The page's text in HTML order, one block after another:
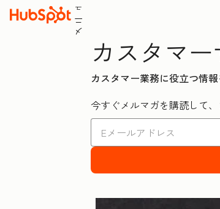
メ
ニ
ュ
カスタマ
カスタマー業務に役立つ情報
今すぐメルマガを購読して